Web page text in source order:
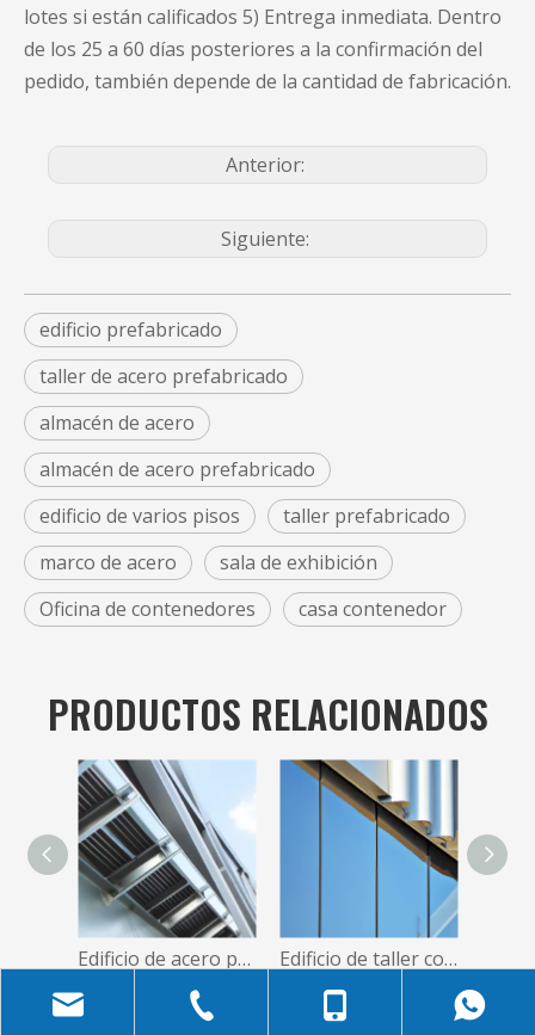
lotes si están calificados 5) Entrega inmediata. Dentro
de los 25 a 60 días posteriores a la confirmación del
pedido, también depende de la cantidad de fabricación.
Anterior:
Siguiente:
edificio prefabricado
taller de acero prefabricado
almacén de acero
almacén de acero prefabricado
edificio de varios pisos
taller prefabricado
marco de acero
sala de exhibición
Oficina de contenedores
casa contenedor
PRODUCTOS RELACIONADOS
Edificio de acero prefabricado, estructura de diseños de cobertizos industriales de bajo costo, precios de almacén baratos Edificio de taller con estructura de acero prediseñada de gran envergadura